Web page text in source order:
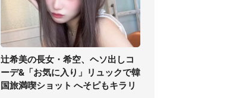
辻希美の長女・希空、ヘソ出しコ
ーデ&「お気に入り」リュックで韓
国旅満喫ショット へそピもキラリ